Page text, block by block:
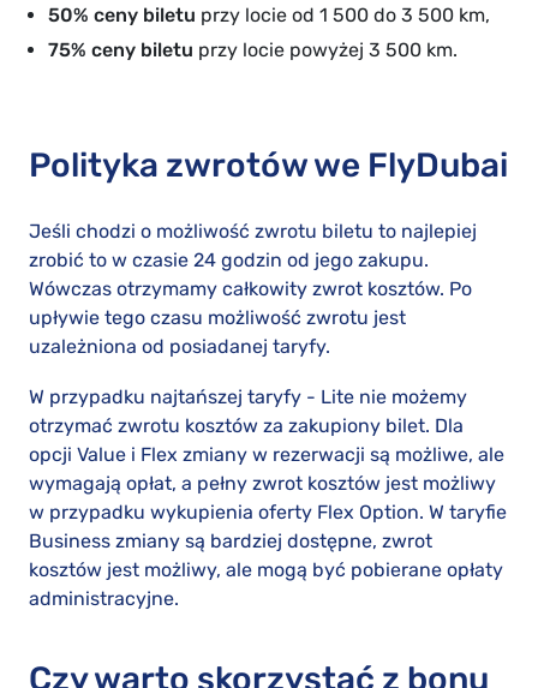
50% ceny biletu przy locie od 1 500 do 3 500 km,
75% ceny biletu przy locie powyżej 3 500 km.
Polityka zwrotów we FlyDubai
Jeśli chodzi o możliwość zwrotu biletu to najlepiej
zrobić to w czasie 24 godzin od jego zakupu.
Wówczas otrzymamy całkowity zwrot kosztów. Po
upływie tego czasu możliwość zwrotu jest
uzależniona od posiadanej taryfy.
W przypadku najtańszej taryfy - Lite nie możemy
otrzymać zwrotu kosztów za zakupiony bilet. Dla
opcji Value i Flex zmiany w rezerwacji są możliwe, ale
wymagają opłat, a pełny zwrot kosztów jest możliwy
w przypadku wykupienia oferty Flex Option. W taryfie
Business zmiany są bardziej dostępne, zwrot
kosztów jest możliwy, ale mogą być pobierane opłaty
administracyjne.
Czy warto skorzystać z bonu